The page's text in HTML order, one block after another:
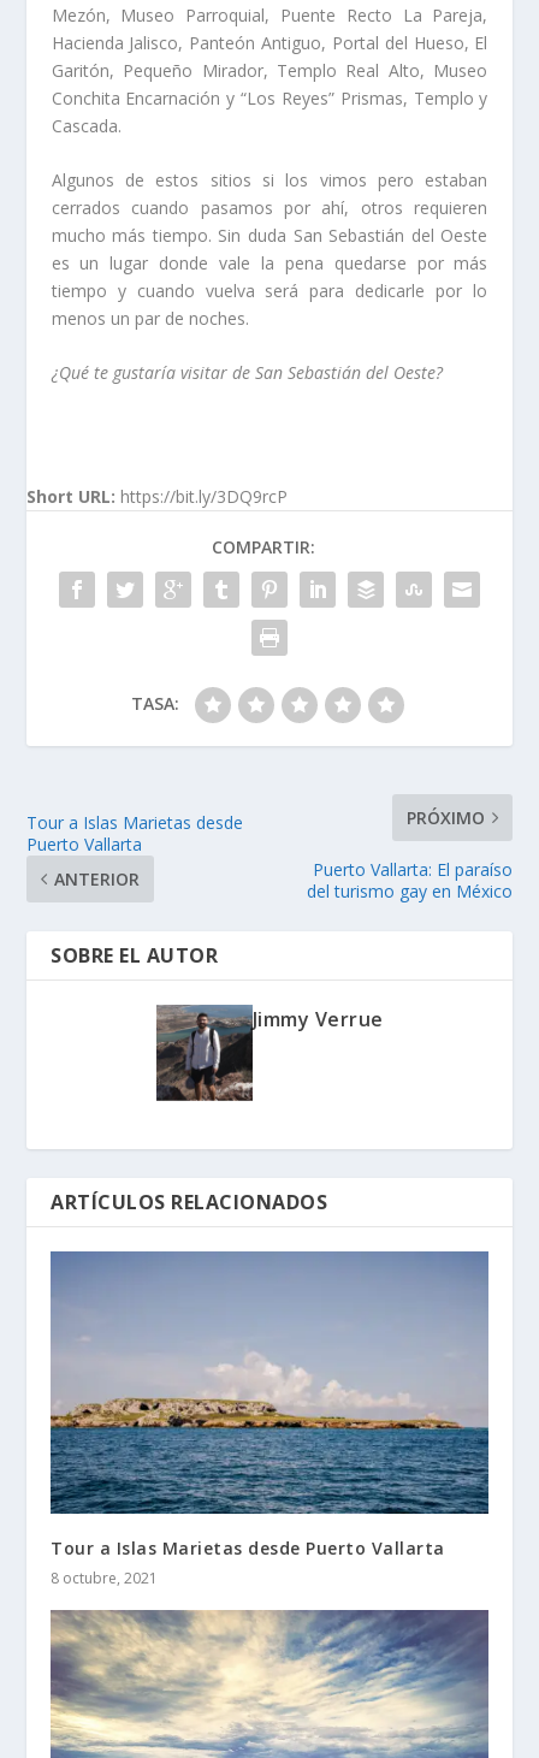
Mezón, Museo Parroquial, Puente Recto La Pareja,
Hacienda Jalisco, Panteón Antiguo, Portal del Hueso, El
Garitón, Pequeño Mirador, Templo Real Alto, Museo
Conchita Encarnación y “Los Reyes” Prismas, Templo y
Cascada.
Algunos de estos sitios si los vimos pero estaban
cerrados cuando pasamos por ahí, otros requieren
mucho más tiempo. Sin duda San Sebastián del Oeste
es un lugar donde vale la pena quedarse por más
tiempo y cuando vuelva será para dedicarle por lo
menos un par de noches.
¿Qué te gustaría visitar de San Sebastián del Oeste?
Short URL: https://bit.ly/3DQ9rcP
COMPARTIR:
TASA:
Tour a Islas Marietas desde
Puerto Vallarta
ANTERIOR
PRÓXIMO
Puerto Vallarta: El paraíso
del turismo gay en México
SOBRE EL AUTOR
Jimmy Verrue
ARTÍCULOS RELACIONADOS
Tour a Islas Marietas desde Puerto Vallarta
8 octubre, 2021